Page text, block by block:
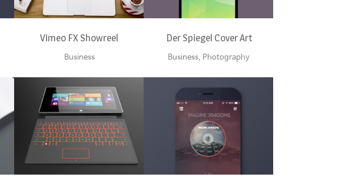
Vimeo FX Showreel
Business
Der Spiegel Cover Art
Business, Photography
ZOOM VIEW